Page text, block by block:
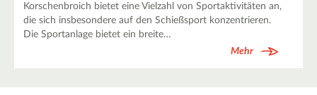
Korschenbroich bietet eine Vielzahl von Sportaktivitäten an,
die sich insbesondere auf den Schießsport konzentrieren.
Die Sportanlage bietet ein breite…
Mehr